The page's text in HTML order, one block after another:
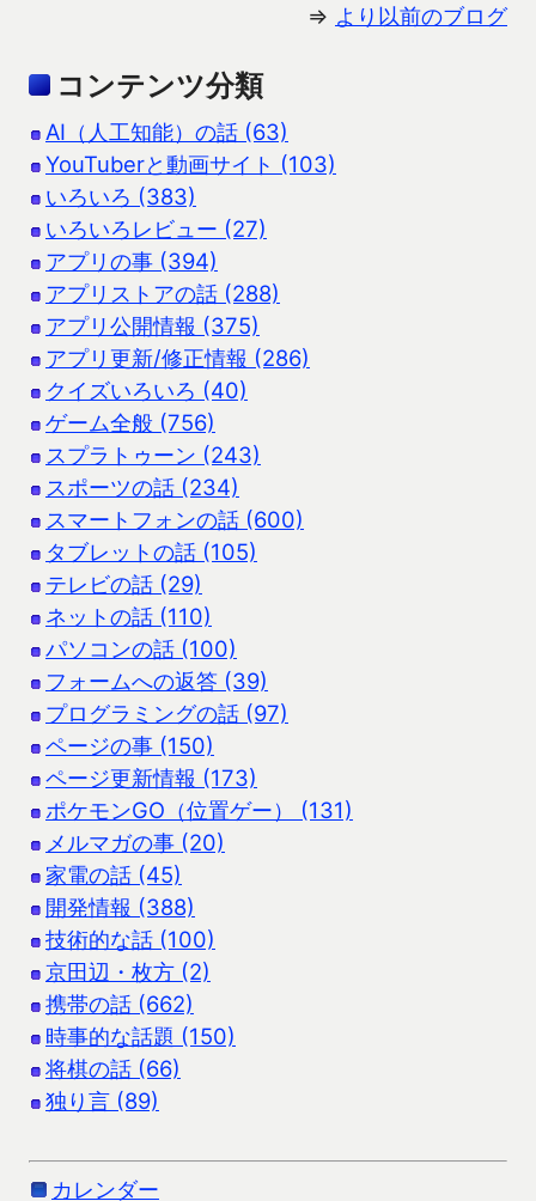
⇒ より以前のブログ
コンテンツ分類
AI（人工知能）の話 (63)
YouTuberと動画サイト (103)
いろいろ (383)
いろいろレビュー (27)
アプリの事 (394)
アプリストアの話 (288)
アプリ公開情報 (375)
アプリ更新/修正情報 (286)
クイズいろいろ (40)
ゲーム全般 (756)
スプラトゥーン (243)
スポーツの話 (234)
スマートフォンの話 (600)
タブレットの話 (105)
テレビの話 (29)
ネットの話 (110)
パソコンの話 (100)
フォームへの返答 (39)
プログラミングの話 (97)
ページの事 (150)
ページ更新情報 (173)
ポケモンGO（位置ゲー） (131)
メルマガの事 (20)
家電の話 (45)
開発情報 (388)
技術的な話 (100)
京田辺・枚方 (2)
携帯の話 (662)
時事的な話題 (150)
将棋の話 (66)
独り言 (89)
カレンダー